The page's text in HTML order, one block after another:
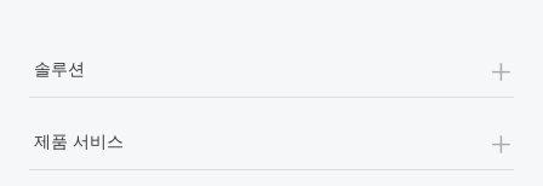
솔루션 +
제품 서비스 +